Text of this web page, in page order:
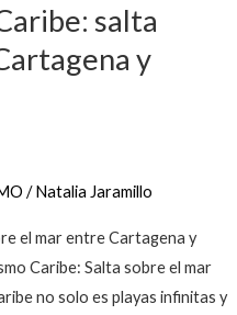
salta
y
/Natalia Jaramillo
el mar entre Cartagena y
Caribe: Salta sobre el mar
no solo es playas infinitas y